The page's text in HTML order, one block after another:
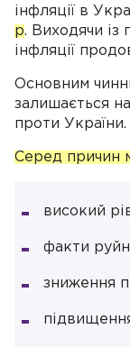
інфляції в
р. Виходячи із
інфляції
Основним
залишається
проти України.
Серед причин
високий
факти
зниження